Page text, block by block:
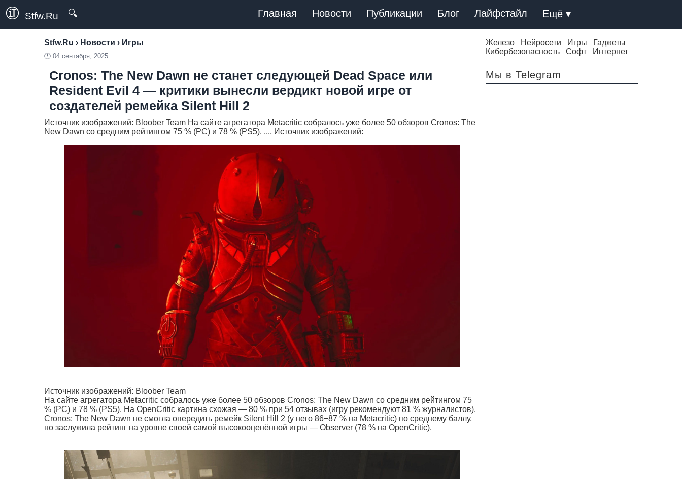
Stfw.Ru 🔍 Главная Новости Публикации Блог Лайфстайл Ещё ▾
Stfw.Ru › Новости › Игры
🕛 04 сентября, 2025.
Cronos: The New Dawn не станет следующей Dead Space или
Resident Evil 4 — критики вынесли вердикт новой игре от
создателей ремейка Silent Hill 2
Источник изображений: Bloober Team На сайте агрегатора Metacritic собралось уже более 50 обзоров Cronos: The
New Dawn со средним рейтингом 75 % (PC) и 78 % (PS5). ..., Источник изображений:
Источник изображений: Bloober Team
На сайте агрегатора Metacritic собралось уже более 50 обзоров Cronos: The New Dawn со средним рейтингом 75
% (PC) и 78 % (PS5). На OpenCritic картина схожая — 80 % при 54 отзывах (игру рекомендуют 81 % журналистов).
Cronos: The New Dawn не смогла опередить ремейк Silent Hill 2 (у него 86−87 % на Metacritic) по среднему баллу,
но заслужила рейтинг на уровне своей самой высокооценённой игры — Observer (78 % на OpenCritic).
Железо Нейросети Игры
Гаджеты
Кибербезопасность
Софт Интернет
Мы в Telegram